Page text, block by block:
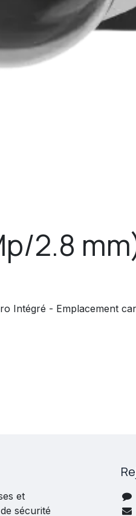
2.8
Intégré - Emplacement
et
sécurité